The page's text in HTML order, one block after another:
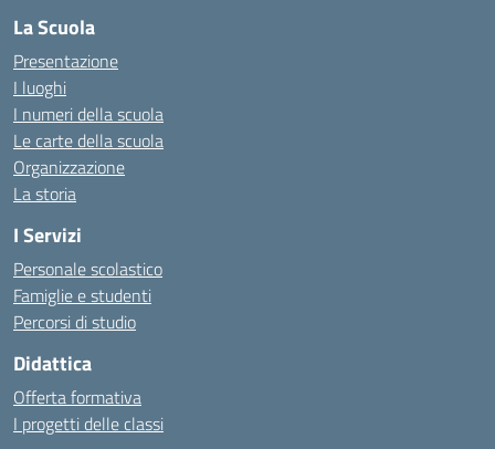
La Scuola
Presentazione
I luoghi
I numeri della scuola
Le carte della scuola
Organizzazione
La storia
I Servizi
Personale scolastico
Famiglie e studenti
Percorsi di studio
Didattica
Offerta formativa
I progetti delle classi